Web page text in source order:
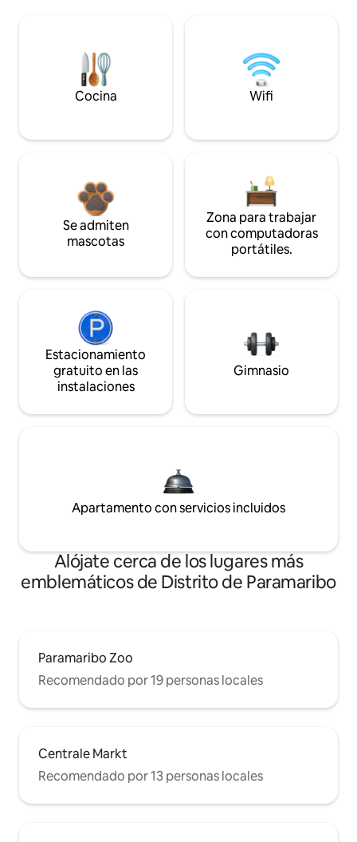
Cocina Wifi
Se admiten
mascotas
Zona para trabajar
con computadoras
portátiles.
Estacionamiento
gratuito en las
instalaciones
Gimnasio
Apartamento con servicios incluidos
Alójate cerca de los lugares más
emblemáticos de Distrito de Paramaribo
Paramaribo Zoo
Recomendado por 19 personas locales
Centrale Markt
Recomendado por 13 personas locales